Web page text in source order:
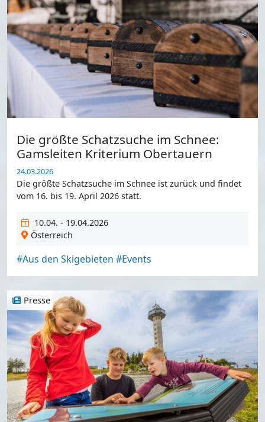
Die größte Schatzsuche im Schnee:
Gamsleiten Kriterium Obertauern
24.03.2026
Die größte Schatzsuche im Schnee ist zurück und findet
vom 16. bis 19. April 2026 statt.
10.04. - 19.04.2026
Österreich
#Aus den Skigebieten #Events
Presse